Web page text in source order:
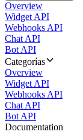
Overview
Widget API
Webhooks API
Chat API
Bot API
Categorías
Overview
Widget API
Webhooks API
Chat API
Bot API
Documentation